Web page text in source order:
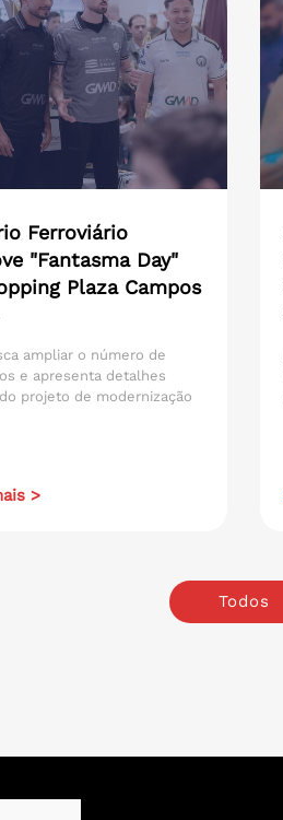
Ferroviário
"Fantasma Day"
Plaza Campos
ampliar o número de
e apresenta detalhes
projeto de modernização
>
Todos